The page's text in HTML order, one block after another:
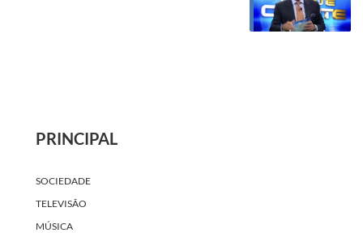
PRINCIPAL
SOCIEDADE
TELEVISÃO
MÚSICA